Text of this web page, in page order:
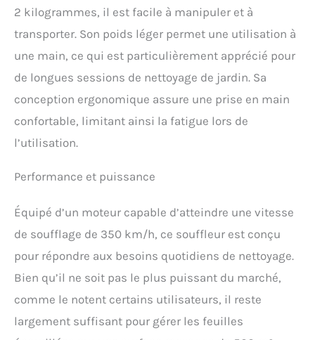
nettoyer. Idéal pour
balayer les débris des
cours et jardins.
Nettoyage sans effort -
technologie turbo avancée
du souffleur de feuilles
efficacement les débris
le nettoyage. Grâce à sa
electrique est plus efficace
pour l'entretien et
de votre jardin.
Assemblage rapide -
faciles. Alignez
2 kilogrammes, il est facile à manipuler et à
transporter. Son poids léger permet une utilisation à
une main, ce qui est particulièrement apprécié pour
de longues sessions de nettoyage de jardin. Sa
conception ergonomique assure une prise en main
confortable, limitant ainsi la fatigue lors de
l’utilisation.
Performance et puissance
Équipé d’un moteur capable d’atteindre une vitesse
de soufflage de 350 km/h, ce souffleur est conçu
pour répondre aux besoins quotidiens de nettoyage.
Bien qu’il ne soit pas le plus puissant du marché,
comme le notent certains utilisateurs, il reste
largement suffisant pour gérer les feuilles